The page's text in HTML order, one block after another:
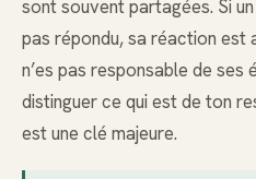
sont souvent partagées. Si
pas répondu, sa réaction est
n’es pas responsable de ses
distinguer ce qui est de ton
est une clé majeure.